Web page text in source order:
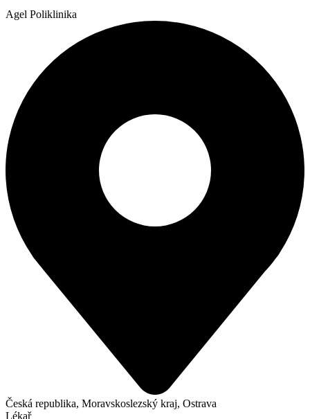
Agel Poliklinika
Česká republika, Moravskoslezský kraj, Ostrava
Lékař